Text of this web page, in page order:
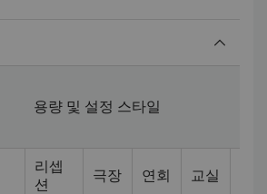
용량 및 설정 스타일
리셉
션
극장 연회 교실